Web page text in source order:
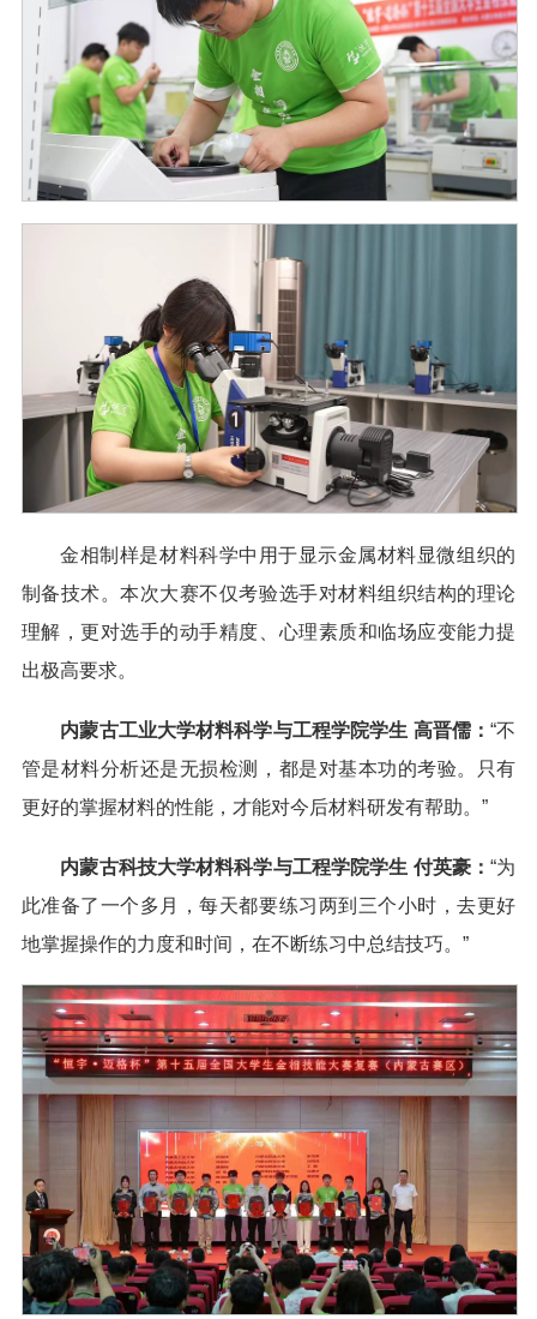
金相制样是材料科学中用于显示金属材料显微组织的
制备技术。本次大赛不仅考验选手对材料组织结构的理论
理解，更对选手的动手精度、心理素质和临场应变能力提
出极高要求。
内蒙古工业大学材料科学与工程学院学生 高晋儒： “不
管是材料分析还是无损检测，都是对基本功的考验。只有
更好的掌握材料的性能，才能对今后材料研发有帮助。”
内蒙古科技大学材料科学与工程学院学生 付英豪： “为
此准备了一个多月，每天都要练习两到三个小时，去更好
地掌握操作的力度和时间，在不断练习中总结技巧。”